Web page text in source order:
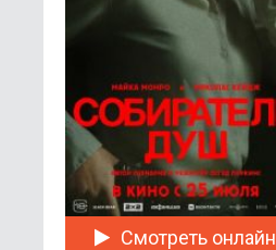
Смотреть онлайн